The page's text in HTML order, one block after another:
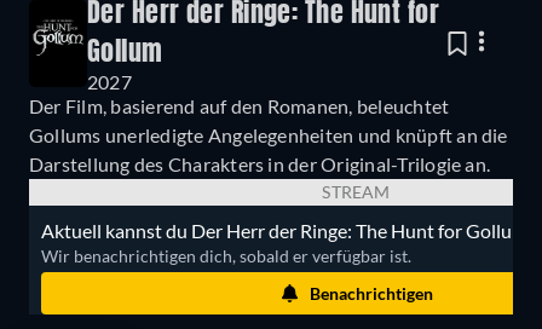
Der Herr der Ringe: The Hunt for
Gollum
2027
Der Film, basierend auf den Romanen, beleuchtet
Gollums unerledigte Angelegenheiten und knüpft an die
Darstellung des Charakters in der Original-Trilogie an.
STREAM
Aktuell kannst du Der Herr der Ringe: The Hunt for Gollum
Wir benachrichtigen dich, sobald er verfügbar ist.
Benachrichtigen